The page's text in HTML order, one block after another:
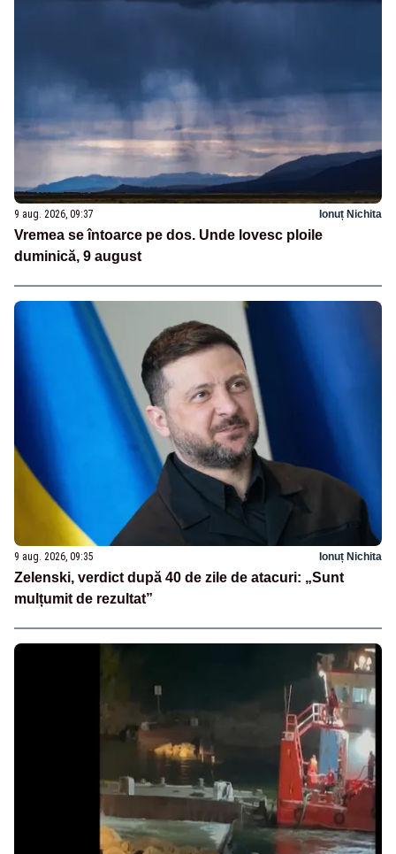
9 aug. 2026, 09:37 Ionuț Nichita
Vremea se întoarce pe dos. Unde lovesc ploile
duminică, 9 august
9 aug. 2026, 09:35 Ionuț Nichita
Zelenski, verdict după 40 de zile de atacuri: „Sunt
mulțumit de rezultat”